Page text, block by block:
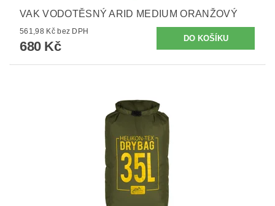
VAK VODOTĚSNÝ ARID MEDIUM ORANŽOVÝ
561,98 Kč bez DPH
680 Kč